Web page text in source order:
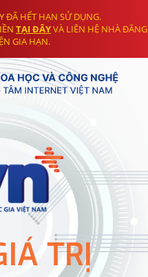
ĐÃ HẾT HẠN SỬ DỤNG.
TẠI ĐÂYVÀ LIÊN HỆ NHÀ ĐĂNG
GIA HẠN.
TRỊ